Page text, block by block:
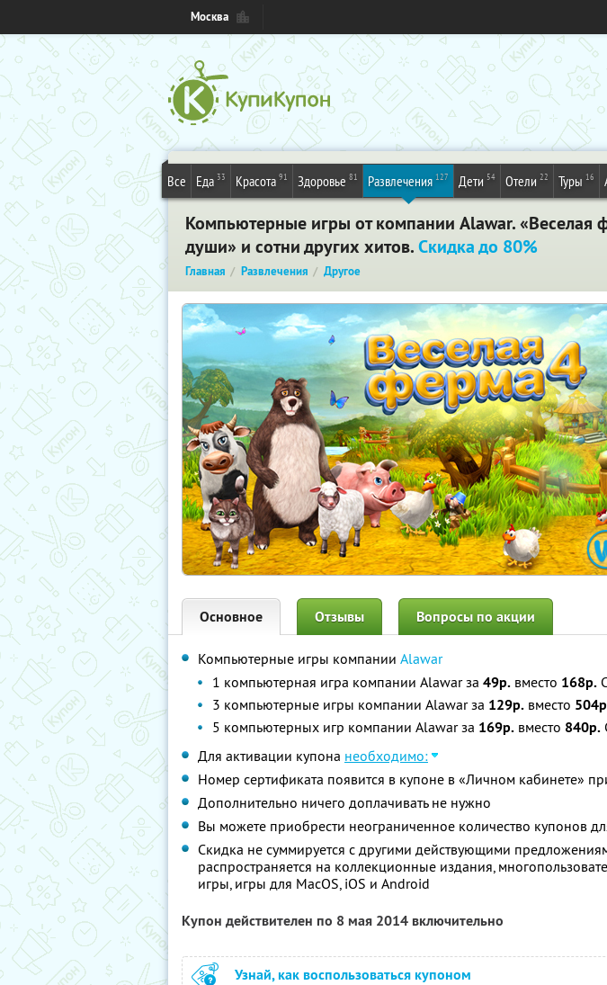
Москва
Все Еда 33 Красота 91 Здоровье 81 Развлечения 127 Дети 54 Отели 22 Туры 16
Компьютерные игры от компании Alawar.
души» и сотни других хитов.Скидка до 80%
Главная Развлечения Другое
Основное Отзывы Вопросы по акции
Компьютерные игры компании Alawar
1 компьютерная игра компании Alawar за 49р. вместо 168р.
3 компьютерные игры компании Alawar за 129р. вместо
5 компьютерных игр компании Alawar за 169р. вместо 840р.
Для активации купона необходимо:
Номер сертификата появится в купоне в «Личном кабинете»
Дополнительно ничего доплачивать не нужно
Вы можете приобрести неограниченное количество купонов
Скидка не суммируется с другими действующими
распространяется на коллекционные издания,
игры, игры для MacOS, iOS и Android
Купон действителен по 8 мая 2014 включительно
Узнай, как воспользоваться купоном